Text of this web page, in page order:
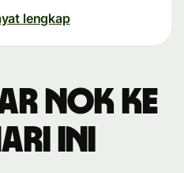
lengkap
NOK ke
ini